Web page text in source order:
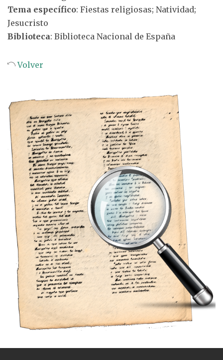
Tema específico: Fiestas religiosas; Natividad;
Jesucristo
Biblioteca: Biblioteca Nacional de España
Volver